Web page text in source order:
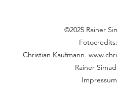
©2025 Rainer
Fotocredits:
Christian Kaufmann.
Rainer
Impressum